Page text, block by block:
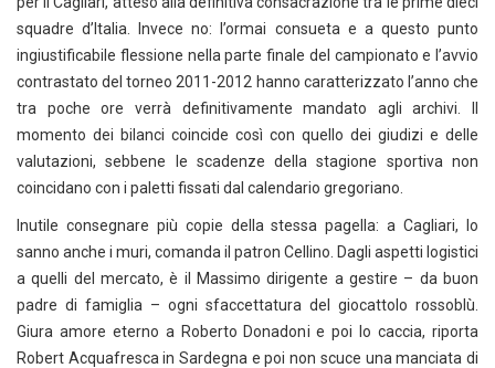
squadre d’Italia. Invece no: l’ormai consueta e a questo punto
ingiustificabile flessione nella parte finale del campionato e l’avvio
contrastato del torneo 2011-2012 hanno caratterizzato l’anno che
tra poche ore verrà definitivamente mandato agli archivi. Il
momento dei bilanci coincide così con quello dei giudizi e delle
valutazioni, sebbene le scadenze della stagione sportiva non
coincidano con i paletti fissati dal calendario gregoriano.
Inutile consegnare più copie della stessa pagella: a Cagliari, lo
sanno anche i muri, comanda il patron Cellino. Dagli aspetti logistici
a quelli del mercato, è il Massimo dirigente a gestire – da buon
padre di famiglia – ogni sfaccettatura del giocattolo rossoblù.
Giura amore eterno a Roberto Donadoni e poi lo caccia, riporta
Robert Acquafresca in Sardegna e poi non scuce una manciata di